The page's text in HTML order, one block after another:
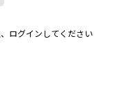
ログインしてください